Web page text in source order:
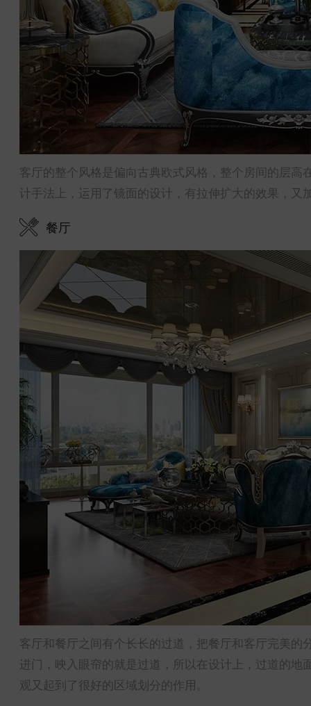
客厅的整个风格是偏向古典欧式风格，整个房间的层
计手法上，运用了镜面的设计，有拉伸扩大的效果，
餐厅
客厅和餐厅之间有个长长的过道，把餐厅和客厅完美
进门，映入眼帘的就是过道，所以在设计上，过道的
观又起到了很好的区域划分的作用。